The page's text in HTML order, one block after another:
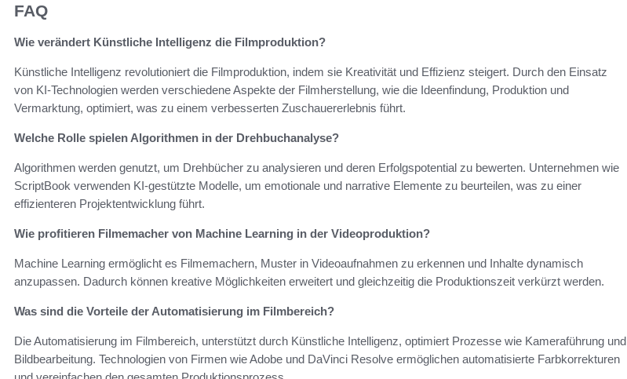
FAQ
Wie verändert Künstliche Intelligenz die Filmproduktion?
Künstliche Intelligenz revolutioniert die Filmproduktion, indem sie Kreativität und Effizienz steigert. Durch den Einsatz
von KI-Technologien werden verschiedene Aspekte der Filmherstellung, wie die Ideenfindung, Produktion und
Vermarktung, optimiert, was zu einem verbesserten Zuschauererlebnis führt.
Welche Rolle spielen Algorithmen in der Drehbuchanalyse?
Algorithmen werden genutzt, um Drehbücher zu analysieren und deren Erfolgspotential zu bewerten. Unternehmen wie
ScriptBook verwenden KI-gestützte Modelle, um emotionale und narrative Elemente zu beurteilen, was zu einer
effizienteren Projektentwicklung führt.
Wie profitieren Filmemacher von Machine Learning in der Videoproduktion?
Machine Learning ermöglicht es Filmemachern, Muster in Videoaufnahmen zu erkennen und Inhalte dynamisch
anzupassen. Dadurch können kreative Möglichkeiten erweitert und gleichzeitig die Produktionszeit verkürzt werden.
Was sind die Vorteile der Automatisierung im Filmbereich?
Die Automatisierung im Filmbereich, unterstützt durch Künstliche Intelligenz, optimiert Prozesse wie Kameraführung und
Bildbearbeitung. Technologien von Firmen wie Adobe und DaVinci Resolve ermöglichen automatisierte Farbkorrekturen